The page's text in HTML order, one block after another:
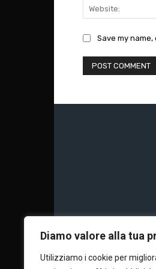
Diamo valore alla tua
Utilizziamo i cookie per
Save my